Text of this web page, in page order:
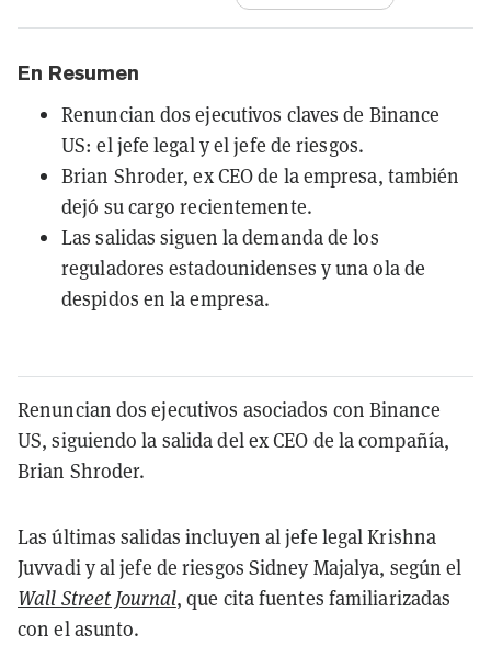
En Resumen
Renuncian dos ejecutivos claves de Binance
US: el jefe legal y el jefe de riesgos.
Brian Shroder, ex CEO de la empresa, también
dejó su cargo recientemente.
Las salidas siguen la demanda de los
reguladores estadounidenses y una ola de
despidos en la empresa.
Renuncian dos ejecutivos asociados con Binance
US, siguiendo la salida del ex CEO de la compañía,
Brian Shroder.
Las últimas salidas incluyen al jefe legal Krishna
Juvvadi y al jefe de riesgos Sidney Majalya, según el
Wall Street Journal, que cita fuentes familiarizadas
con el asunto.